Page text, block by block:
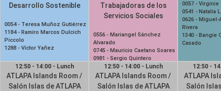
Desarrollo Sostenible
0054 - Teresa Muñoz Gutiérrez
1184 - Ramiro Marcos Dulcich
Piccolo
1288 - Víctor Yañez
12:50 - 14:00 - Lunch
ATLAPA Islands Room /
Salón Islas de ATLAPA
Trabajadoras de los
Servicios Sociales
0556 - Mariangel Sánchez
Alvarado
0745 - Mauricio Caetano Soares
0981 - Sergio Quintero
12:50 - 14:00 - Lunch
ATLAPA Islands Room /
Salón Islas de ATLAPA
0057 - Virginie
0541 - Natalia
0626 - Miguel-
Rivera
1340 - Bangie
Casado
12:50 -
ATLAPA
Salón